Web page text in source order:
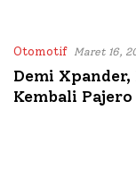
Otomotif Maret 16,
Demi
Kembali